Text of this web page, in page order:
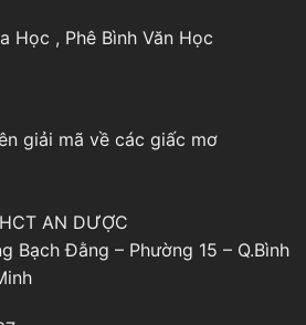
Học , Phê Bình Văn Học
giải mã về các giấc mơ
AN DƯỢC
Bạch Đằng – Phường 15 – Q.Bình